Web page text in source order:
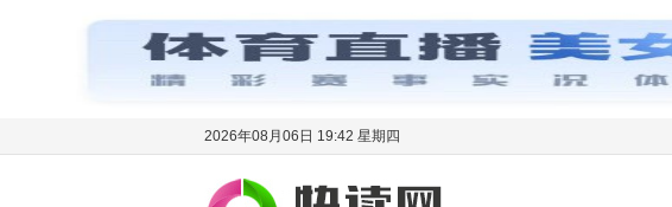
2026年08月06日 19:42 星期四